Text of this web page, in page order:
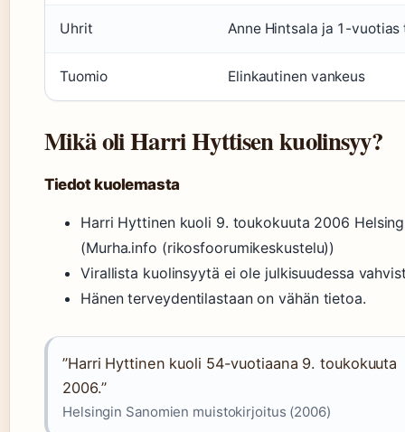
Uhrit Anne Hintsala ja 1-
Tuomio Elinkautinen vankeus
Mikä oli Harri Hyttisen kuolinsyy?
Tiedot kuolemasta
Harri Hyttinen kuoli 9. toukokuuta 2006
(Murha.info (rikosfoorumikeskustelu))
Virallista kuolinsyytä ei ole julkisuudessa
Hänen terveydentilastaan on vähän tietoa.
”Harri Hyttinen kuoli 54-vuotiaana 9. toukokuuta
2006.”
Helsingin Sanomien muistokirjoitus (2006)